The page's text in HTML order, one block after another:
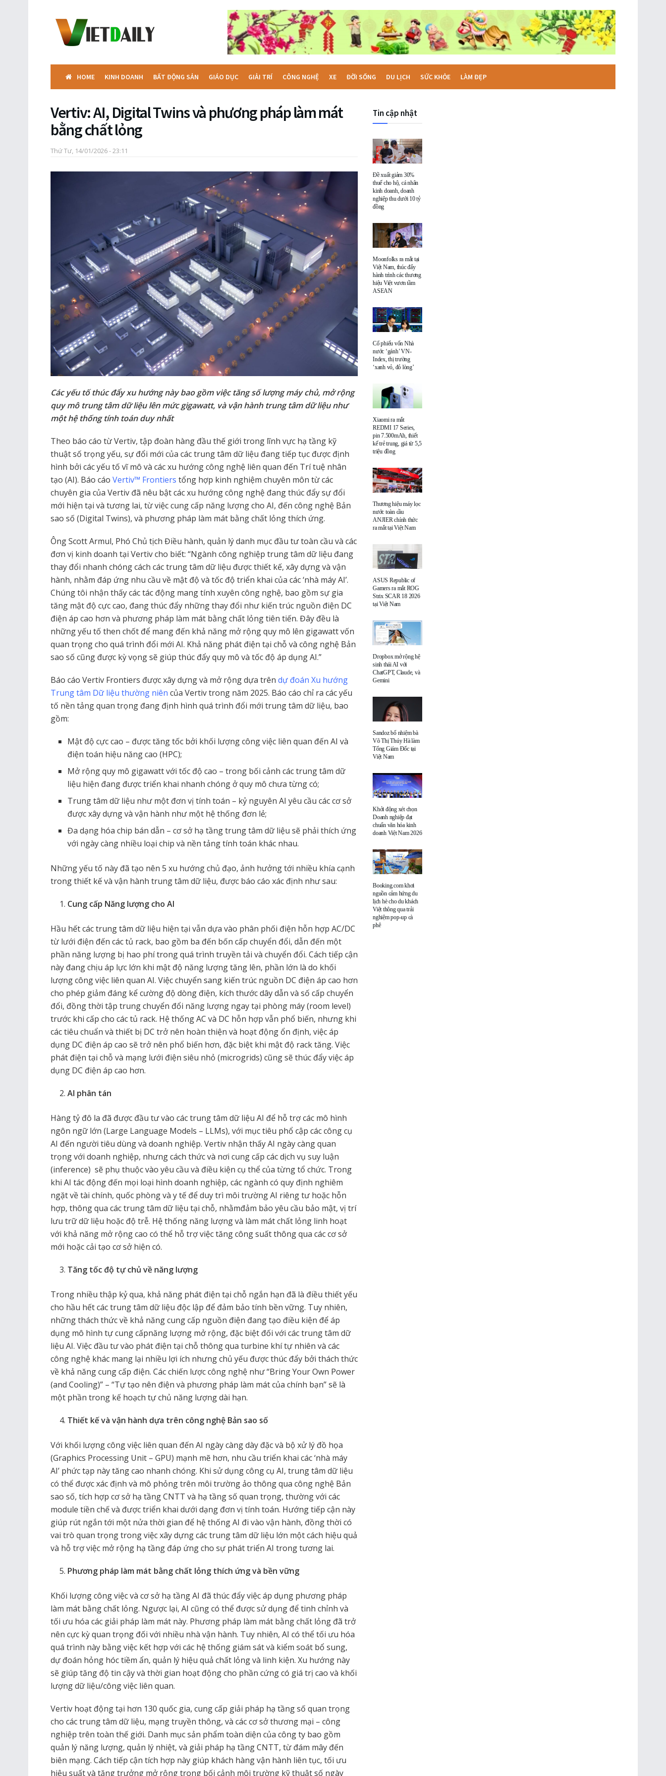
HOME KINH DOANH BẤT ĐỘNG SẢN GIÁO DỤC GIẢI TRÍ CÔNG NGHỆ XE ĐỜI SỐNG DU LỊCH SỨC KHỎE LÀM ĐẸP
Vertiv: AI, Digital Twins và phương pháp làm mát
bằng chất lỏng
Thứ Tư, 14/01/2026 - 23:11
Các yếu tố thúc đẩy xu hướng này bao gồm việc tăng số lượng máy chủ, mở rộng
quy mô trung tâm dữ liệu lên mức gigawatt, và vận hành trung tâm dữ liệu như
một hệ thống tính toán duy nhất
Theo báo cáo từ Vertiv, tập đoàn hàng đầu thế giới trong lĩnh vực hạ tầng kỹ
thuật số trọng yếu, sự đổi mới của các trung tâm dữ liệu đang tiếp tục được định
hình bởi các yếu tố vĩ mô và các xu hướng công nghệ liên quan đến Trí tuệ nhân
tạo (AI). Báo cáo Vertiv™ Frontiers tổng hợp kinh nghiệm chuyên môn từ các
chuyên gia của Vertiv đã nêu bật các xu hướng công nghệ đang thúc đẩy sự đổi
mới hiện tại và tương lai, từ việc cung cấp năng lượng cho AI, đến công nghệ Bản
sao số (Digital Twins), và phương pháp làm mát bằng chất lỏng thích ứng.
Ông Scott Armul, Phó Chủ tịch Điều hành, quản lý danh mục đầu tư toàn cầu và các
đơn vị kinh doanh tại Vertiv cho biết: “Ngành công nghiệp trung tâm dữ liệu đang
thay đổi nhanh chóng cách các trung tâm dữ liệu được thiết kế, xây dựng và vận
hành, nhằm đáp ứng nhu cầu về mật độ và tốc độ triển khai của các ‘nhà máy AI’.
Chúng tôi nhận thấy các tác động mang tính xuyên công nghệ, bao gồm sự gia
tăng mật độ cực cao, đang thúc đẩy những thay đổi như kiến trúc nguồn điện DC
điện áp cao hơn và phương pháp làm mát bằng chất lỏng tiên tiến. Đây đều là
những yếu tố then chốt để mang đến khả năng mở rộng quy mô lên gigawatt vốn
quan trọng cho quá trình đổi mới AI. Khả năng phát điện tại chỗ và công nghệ Bản
sao số cũng được kỳ vọng sẽ giúp thúc đẩy quy mô và tốc độ áp dụng AI.”
Báo cáo Vertiv Frontiers được xây dựng và mở rộng dựa trên dự đoán Xu hướng
Trung tâm Dữ liệu thường niên của Vertiv trong năm 2025. Báo cáo chỉ ra các yếu
tố nền tảng quan trọng đang định hình quá trình đổi mới trung tâm dữ liệu, bao
gồm:
Mật độ cực cao – được tăng tốc bởi khối lượng công việc liên quan đến AI và
điện toán hiệu năng cao (HPC);
Mở rộng quy mô gigawatt với tốc độ cao – trong bối cảnh các trung tâm dữ
liệu hiện đang được triển khai nhanh chóng ở quy mô chưa từng có;
Trung tâm dữ liệu như một đơn vị tính toán – kỷ nguyên AI yêu cầu các cơ sở
được xây dựng và vận hành như một hệ thống đơn lẻ;
Đa dạng hóa chip bán dẫn – cơ sở hạ tầng trung tâm dữ liệu sẽ phải thích ứng
với ngày càng nhiều loại chip và nền tảng tính toán khác nhau.
Những yếu tố này đã tạo nên 5 xu hướng chủ đạo, ảnh hưởng tới nhiều khía cạnh
trong thiết kế và vận hành trung tâm dữ liệu, được báo cáo xác định như sau:
Cung cấp Năng lượng cho AI
Hầu hết các trung tâm dữ liệu hiện tại vẫn dựa vào phân phối điện hỗn hợp AC/DC
từ lưới điện đến các tủ rack, bao gồm ba đến bốn cấp chuyển đổi, dẫn đến một
phần năng lượng bị hao phí trong quá trình truyền tải và chuyển đổi. Cách tiếp cận
này đang chịu áp lực lớn khi mật độ năng lượng tăng lên, phần lớn là do khối
lượng công việc liên quan AI. Việc chuyển sang kiến trúc nguồn DC điện áp cao hơn
cho phép giảm đáng kể cường độ dòng điện, kích thước dây dẫn và số cấp chuyển
đổi, đồng thời tập trung chuyển đổi năng lượng ngay tại phòng máy (room level)
trước khi cấp cho các tủ rack. Hệ thống AC và DC hỗn hợp vẫn phổ biến, nhưng khi
các tiêu chuẩn và thiết bị DC trở nên hoàn thiện và hoạt động ổn định, việc áp
dụng DC điện áp cao sẽ trở nên phổ biến hơn, đặc biệt khi mật độ rack tăng. Việc
phát điện tại chỗ và mạng lưới điện siêu nhỏ (microgrids) cũng sẽ thúc đẩy việc áp
dụng DC điện áp cao hơn.
AI phân tán
Hàng tỷ đô la đã được đầu tư vào các trung tâm dữ liệu AI để hỗ trợ các mô hình
ngôn ngữ lớn (Large Language Models – LLMs), với mục tiêu phổ cập các công cụ
AI đến người tiêu dùng và doanh nghiệp. Vertiv nhận thấy AI ngày càng quan
trọng với doanh nghiệp, nhưng cách thức và nơi cung cấp các dịch vụ suy luận
(inference) sẽ phụ thuộc vào yêu cầu và điều kiện cụ thể của từng tổ chức. Trong
khi AI tác động đến mọi loại hình doanh nghiệp, các ngành có quy định nghiêm
ngặt về tài chính, quốc phòng và y tế để duy trì môi trường AI riêng tư hoặc hỗn
hợp, thông qua các trung tâm dữ liệu tại chỗ, nhằmđảm bảo yêu cầu bảo mật, vị trí
lưu trữ dữ liệu hoặc độ trễ. Hệ thống năng lượng và làm mát chất lỏng linh hoạt
với khả năng mở rộng cao có thể hỗ trợ việc tăng công suất thông qua các cơ sở
mới hoặc cải tạo cơ sở hiện có.
Tăng tốc độ tự chủ về năng lượng
Trong nhiều thập kỷ qua, khả năng phát điện tại chỗ ngắn hạn đã là điều thiết yếu
cho hầu hết các trung tâm dữ liệu độc lập để đảm bảo tính bền vững. Tuy nhiên,
những thách thức về khả năng cung cấp nguồn điện đang tạo điều kiện để áp
dụng mô hình tự cung cấpnăng lượng mở rộng, đặc biệt đối với các trung tâm dữ
liệu AI. Việc đầu tư vào phát điện tại chỗ thông qua turbine khí tự nhiên và các
công nghệ khác mang lại nhiều lợi ích nhưng chủ yếu được thúc đẩy bởi thách thức
về khả năng cung cấp điện. Các chiến lược công nghệ như “Bring Your Own Power
(and Cooling)” – “Tự tạo nên điện và phương pháp làm mát của chính bạn” sẽ là
một phần trong kế hoạch tự chủ năng lượng dài hạn.
Thiết kế và vận hành dựa trên công nghệ Bản sao số
Với khối lượng công việc liên quan đến AI ngày càng dày đặc và bộ xử lý đồ họa
(Graphics Processing Unit – GPU) mạnh mẽ hơn, nhu cầu triển khai các ‘nhà máy
AI’ phức tạp này tăng cao nhanh chóng. Khi sử dụng công cụ AI, trung tâm dữ liệu
có thể được xác định và mô phỏng trên môi trường ảo thông qua công nghệ Bản
sao số, tích hợp cơ sở hạ tầng CNTT và hạ tầng số quan trọng, thường với các
module tiền chế và được triển khai dưới dạng đơn vị tính toán. Hướng tiếp cận này
giúp rút ngắn tới một nửa thời gian để hệ thống AI đi vào vận hành, đồng thời có
vai trò quan trọng trong việc xây dựng các trung tâm dữ liệu lớn một cách hiệu quả
và hỗ trợ việc mở rộng hạ tầng đáp ứng cho sự phát triển AI trong tương lai.
Phương pháp làm mát bằng chất lỏng thích ứng và bền vững
Khối lượng công việc và cơ sở hạ tầng AI đã thúc đẩy việc áp dụng phương pháp
làm mát bằng chất lỏng. Ngược lại, AI cũng có thể được sử dụng để tinh chỉnh và
tối ưu hóa các giải pháp làm mát này. Phương pháp làm mát bằng chất lỏng đã trở
nên cực kỳ quan trọng đối với nhiều nhà vận hành. Tuy nhiên, AI có thể tối ưu hóa
quá trình này bằng việc kết hợp với các hệ thống giám sát và kiểm soát bổ sung,
dự đoán hỏng hóc tiềm ẩn, quản lý hiệu quả chất lỏng và linh kiện. Xu hướng này
sẽ giúp tăng độ tin cậy và thời gian hoạt động cho phần cứng có giá trị cao và khối
lượng dữ liệu/công việc liên quan.
Vertiv hoạt động tại hơn 130 quốc gia, cung cấp giải pháp hạ tầng số quan trọng
cho các trung tâm dữ liệu, mạng truyền thông, và các cơ sở thương mại – công
nghiệp trên toàn thế giới. Danh mục sản phẩm toàn diện của công ty bao gồm
quản lý năng lượng, quản lý nhiệt, và giải pháp hạ tầng CNTT, từ đám mây đến
biên mạng. Cách tiếp cận tích hợp này giúp khách hàng vận hành liên tục, tối ưu
hiệu suất và tăng trưởng mở rộng trong bối cảnh môi trường kỹ thuật số ngày
Tin cập nhật
Đề xuất giảm 30%
thuế cho hộ, cá nhân
kinh doanh, doanh
nghiệp thu dưới 10 tỷ
đồng
Moonfolks ra mắt tại
Việt Nam, thúc đẩy
hành trình các thương
hiệu Việt vươn tầm
ASEAN
Cổ phiếu vốn Nhà
nước ‘gánh’ VN-
Index, thị trường
‘xanh vỏ, đỏ lòng’
Xiaomi ra mắt
REDMI 17 Series,
pin 7.500mAh, thiết
kế trẻ trung, giá từ 5,5
triệu đồng
Thương hiệu máy lọc
nước toàn cầu
ANJIER chính thức
ra mắt tại Việt Nam
ASUS Republic of
Gamers ra mắt ROG
Strix SCAR 18 2026
tại Việt Nam
Dropbox mở rộng hệ
sinh thái AI với
ChatGPT, Claude, và
Gemini
Sandoz bổ nhiệm bà
Võ Thị Thúy Hà làm
Tổng Giám Đốc tại
Việt Nam
Khởi động xét chọn
Doanh nghiệp đạt
chuẩn văn hóa kinh
doanh Việt Nam 2026
Booking.com khơi
nguồn cảm hứng du
lịch hè cho du khách
Việt thông qua trải
nghiệm pop-up cà
phê